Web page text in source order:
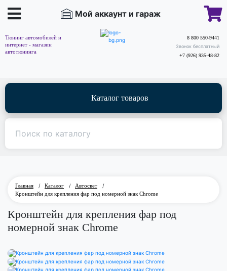
Мой аккаунт и гараж
Тюнинг автомобилей и
интернет - магазин
автотюнинга
8 800 550-9441
Звонок бесплатный
+7 (926) 935-48-82
Каталог товаров
Главная / Каталог / Автосвет
/
Кронштейн для крепления фар под номерной знак Chrome
Кронштейн для крепления фар под
номерной знак Chrome